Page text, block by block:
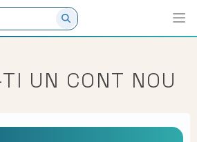
UN CONT NOU